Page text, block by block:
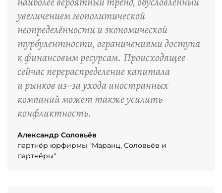
увеличением геополитической
неопределённости и экономической
турбулентности, ограничениями доступа
к финансовым ресурсам. Происходящее
сейчас перераспределение капитала
и рынков из–за ухода иностранных
компаний может также усилить
конфликтность.
Александр Соловьёв
партнёр юрфирмы "Маранц, Соловьёв и
партнёры"